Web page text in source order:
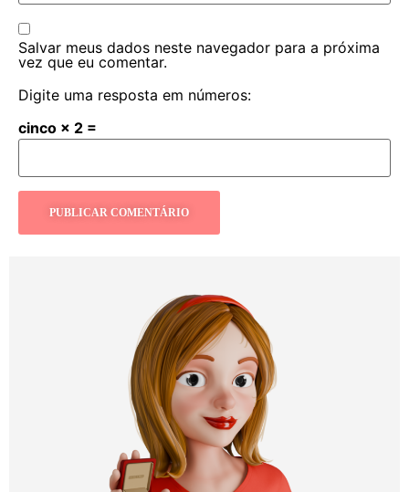
Salvar meus dados neste navegador para a próxima
vez que eu comentar.
Digite uma resposta em números:
cinco × 2 =